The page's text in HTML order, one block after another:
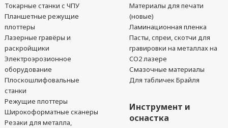
Токарные станки с ЧПУ
Планшетные режущие
плоттеры
Лазерные гравёры и
раскройщики
Электроэрозионное
оборудование
Плоскошлифовальные
станки
Режущие плоттеры
Широкоформатные сканеры
Резаки для металла,
Материалы для печати
(новые)
Ламинационная пленка
Пасты, спреи, скотчи для
гравировки на металлах на
CO2 лазере
Смазочные материалы
Для табличек Брайля
Инструмент и
оснастка